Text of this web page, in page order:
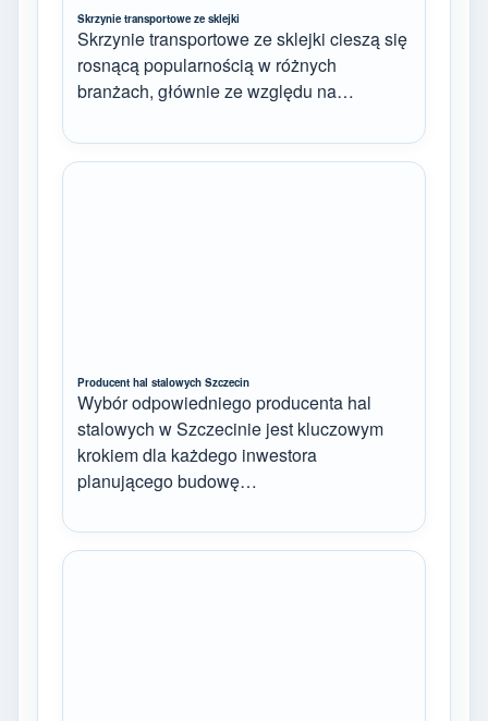
Skrzynie transportowe ze sklejki
Skrzynie transportowe ze sklejki cieszą się
rosnącą popularnością w różnych
branżach, głównie ze względu na…
Producent hal stalowych Szczecin
Wybór odpowiedniego producenta hal
stalowych w Szczecinie jest kluczowym
krokiem dla każdego inwestora
planującego budowę…